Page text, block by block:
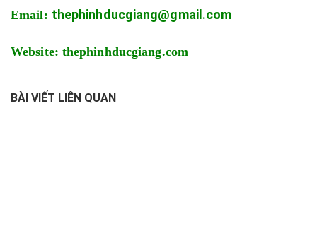
Email: thephinhducgiang@gmail.com
Website: thephinhducgiang.com
BÀI VIẾT LIÊN QUAN